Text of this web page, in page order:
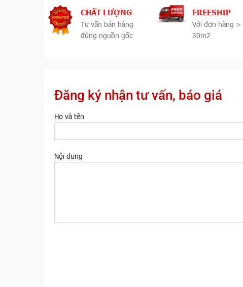
CHẤT LƯỢNG
Tư vấn bán hàng
đúng nguồn gốc
FREESHIP
Với đơn hàng >
30m2
Đăng ký nhận tư vấn, báo giá
Họ và tên
Nội dung